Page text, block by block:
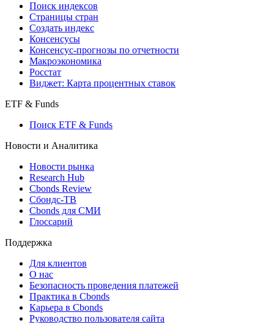
Поиск кредитов
Индексы
Поиск индексов
Страницы стран
Создать индекс
Консенсусы
Консенсус-прогнозы по отчетности
Макроэкономика
Виджет: Карта процентных ставок
ETF & Funds
Поиск ETF & Funds
Новости и Аналитика
Новости рынка
Research Hub
Cbonds Review
Сбондс-ТВ
Глоссарий
Поддержка
Для клиентов
О нас